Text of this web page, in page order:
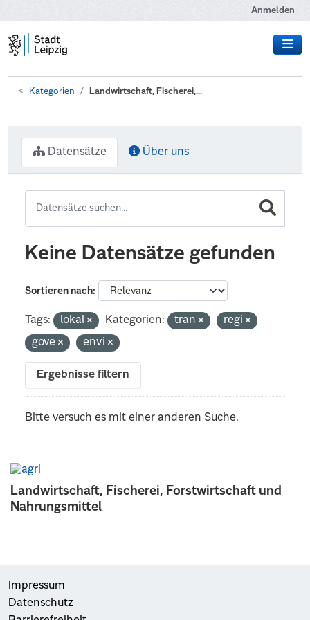
Anmelden
Kategorien Landwirtschaft, Fischerei,...
Landwirtschaft, Fischerei, Forstwirtschaft und
Nahrungsmittel
Datensätze Über uns
Keine Datensätze gefunden
Sortieren nach
Tags: lokal Kategorien: tran
regi
gove
envi
Ergebnisse filtern
Bitte versuch es mit einer anderen Suche.
Impressum
Datenschutz